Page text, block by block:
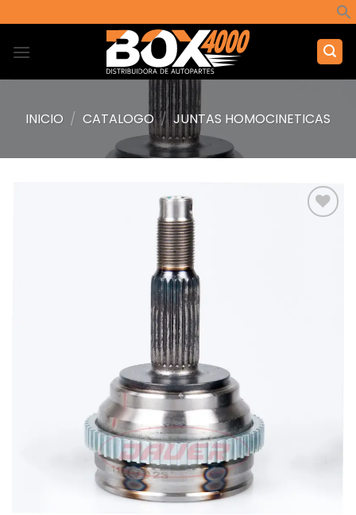
al
contenido
INICIO / CATALOGO / JUNTAS HOMOCINETICAS